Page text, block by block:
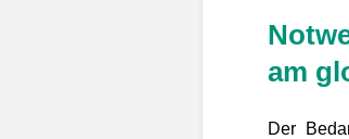
am
Der